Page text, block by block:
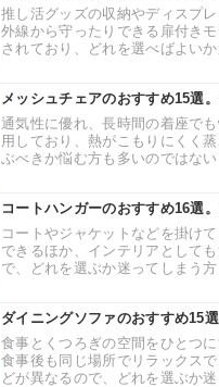
推し活グッズの収納やディスプ
外線から守ったりできる扉付き
されており、どれを選べばよい
メッシュチェアのおすすめ15選
通気性に優れ、長時間の着座で
用しており、熱がこもりにくく
ぶべきか悩む方も多いのではな
コートハンガーのおすすめ16選
コートやジャケットなどを掛け
できるほか、インテリアとして
で、どれを選ぶか迷ってしまう
ダイニングソファのおすすめ15
食事とくつろぎの空間をひとつ
食事後も同じ場所でリラックス
どが異なるので、どれを選ぶか